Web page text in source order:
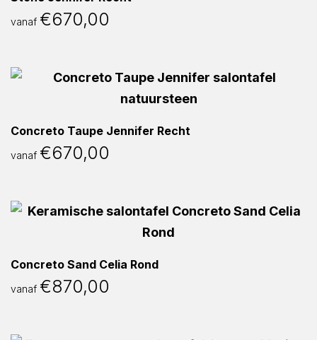
vanaf €670,00
Concreto Taupe Jennifer Recht
vanaf €670,00
Concreto Sand Celia Rond
vanaf €870,00